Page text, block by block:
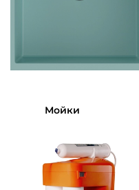
Мойки